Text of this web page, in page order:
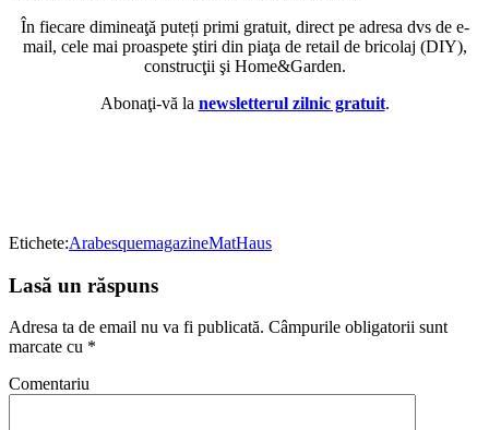
În fiecare dimineaţă puteți primi gratuit, direct pe adresa dvs de e-
mail, cele mai proaspete ştiri din piaţa de retail de bricolaj (DIY),
construcţii şi Home&Garden.
Abonaţi-vă la newsletterul zilnic gratuit.
Etichete:ArabesquemagazineMatHaus
Lasă un răspuns
Adresa ta de email nu va fi publicată. Câmpurile obligatorii sunt
marcate cu *
Comentariu